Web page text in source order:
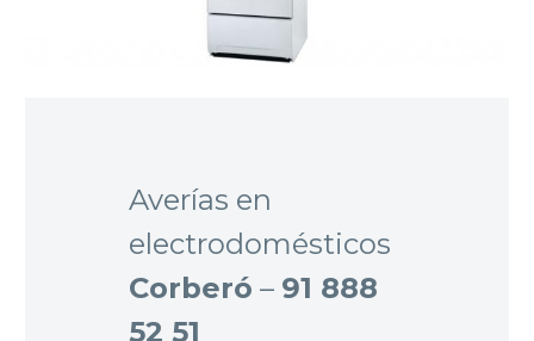
Averías en
electrodomésticos
Corberó – 91 888
52 51